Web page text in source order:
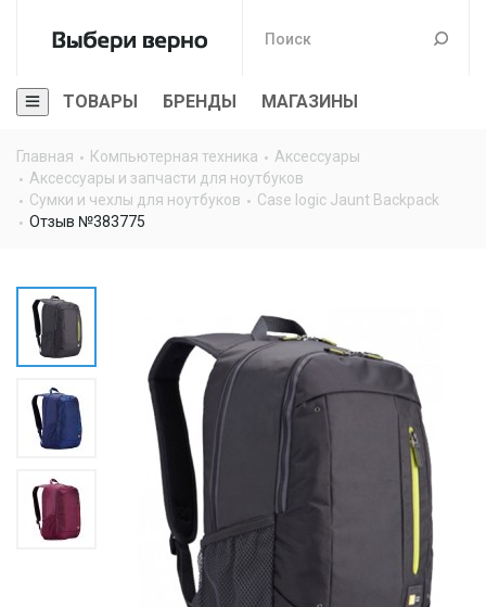
ТОВАРЫ БРЕНДЫ МАГАЗИНЫ
Главная Компьютерная техника
Аксессуары
Аксессуары и запчасти для ноутбуков
Сумки и чехлы для ноутбуков
Case logic Jaunt Backpack
Отзыв №383775